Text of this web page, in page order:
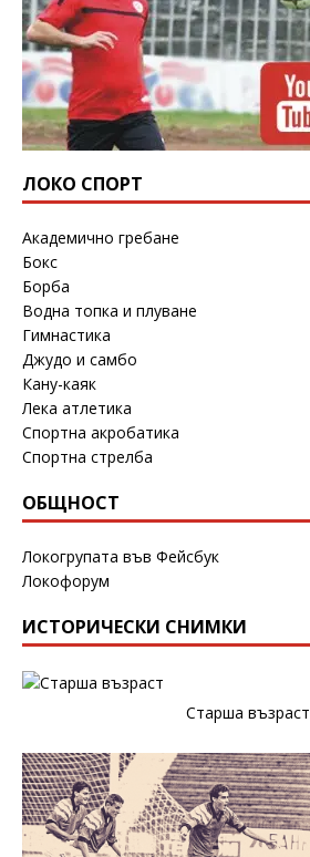
ЛОКО СПОРТ
Академично гребане
Бокс
Борба
Водна топка и плуване
Гимнастика
Джудо и самбо
Кану-каяк
Лека атлетика
Спортна акробатика
Спортна стрелба
ОБЩНОСТ
Локогрупата във Фейсбук
Локофорум
ИСТОРИЧЕСКИ СНИМКИ
Старша възраст